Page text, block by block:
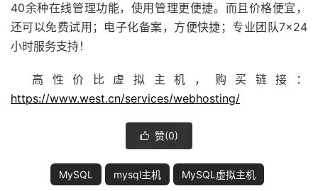
40余种在线管理功能，使用管理更便捷。而且价格便宜，
还可以免费试用；电子化备案，方便快捷；专业团队7×24
小时服务支持！
高性价比虚拟主机，购买链接：
https://www.west.cn/services/webhosting/
 赞(0)
MySQL mysql主机 MySQL虚拟主机